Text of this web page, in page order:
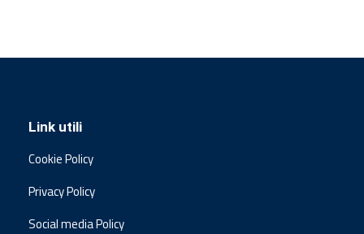
Link utili
Cookie Policy
Privacy Policy
Social media Policy